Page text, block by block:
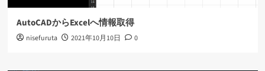
AutoCADからExcelへ情報取得
nisefuruta 2021年10月10日 0